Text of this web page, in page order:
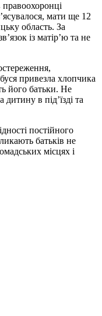
мати ще 12
область. За
із матір’ю та не
привезла хлопчика
його батьки. Не
в під’їзді та
постійного
батьків не
місцях і